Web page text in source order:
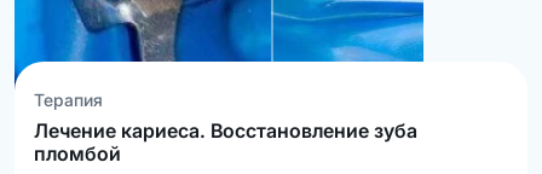
Терапия
Лечение кариеса. Восстановление зуба
пломбой